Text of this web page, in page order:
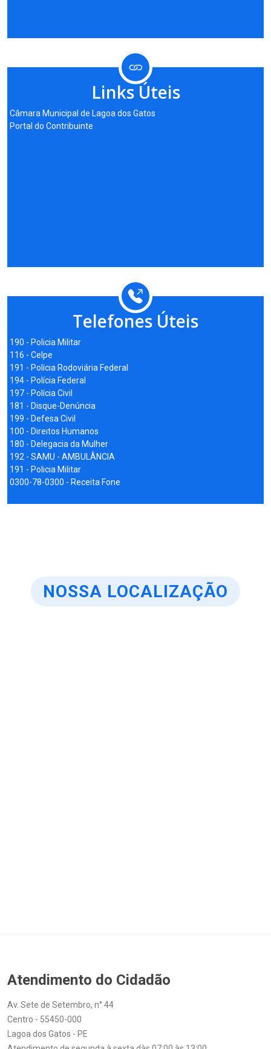
Links Úteis
Câmara Municipal de Lagoa dos Gatos
Portal do Contribuinte
Telefones Úteis
116 - Celpe
191 - Polícia Rodoviária Federal
194 - Polícia Federal
181 - Disque-Denúncia
199 - Defesa Civil
100 - Direitos Humanos
180 - Delegacia da Mulher
192 - SAMU - AMBULÂNCIA
191 - Policia Militar
0300-78-0300 - Receita Fone
Lagoa dos Gatos - PE
ouvidoria@lagoadosgatos.pe.gov.br
+55 81 3692.1156